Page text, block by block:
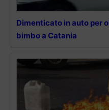
Dimenticato in auto per
bimbo a Catania